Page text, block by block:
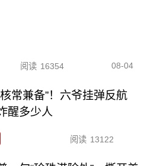
阅读 16354 08-04
常兼备”！六爷挂弹反航
醒多少人
阅读 13122